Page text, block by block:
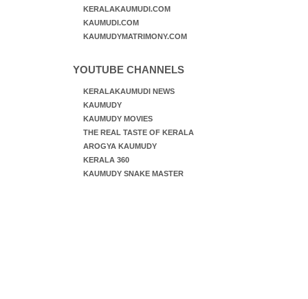
KERALAKAUMUDI.COM
KAUMUDI.COM
KAUMUDYMATRIMONY.COM
YOUTUBE CHANNELS
KERALAKAUMUDI NEWS
KAUMUDY
KAUMUDY MOVIES
THE REAL TASTE OF KERALA
AROGYA KAUMUDY
KERALA 360
KAUMUDY SNAKE MASTER